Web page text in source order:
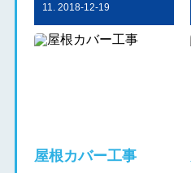
11. 2018-12-19
屋根カバー工事